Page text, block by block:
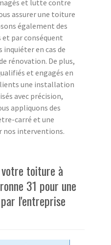
et lutte contre
assurer une toiture
également des
par conséquent
inquiéter en cas de
rénovation. De plus,
et engagés en
une installation
avec précision,
appliquons des
carré et une
nos interventions.
votre toiture à
31 pour une
l'entreprise